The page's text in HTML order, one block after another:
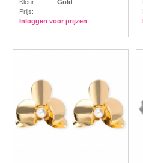
Kleur:
Gold
Prijs:
Inloggen voor prijzen